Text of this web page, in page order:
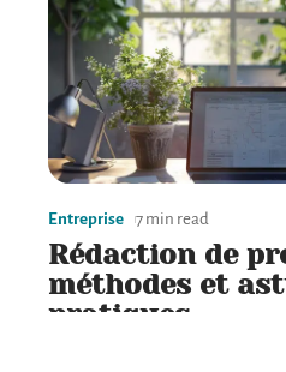
Entreprise 7 min read
Rédaction de
méthodes et
pratiques